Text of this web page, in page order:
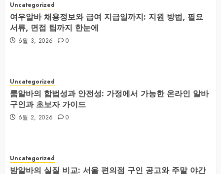
Uncategorized
여우알바 채용정보와 급여 지급일까지: 지원 방법, 필요
서류, 면접 팁까지 한눈에
6월 3, 2026 0
Uncategorized
룸알바의 합법성과 안전성: 가정에서 가능한 온라인 알바
구인과 초보자 가이드
6월 2, 2026 0
Uncategorized
밤알바의 실질 비교: 서울 편의점 구인 공고와 주말 야간